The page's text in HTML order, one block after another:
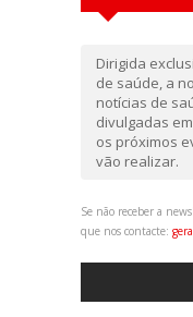
Dirigida
de saúde, a
notícias de
divulgadas
os próximos
vão realizar.
Se não receber a
que nos contacte: